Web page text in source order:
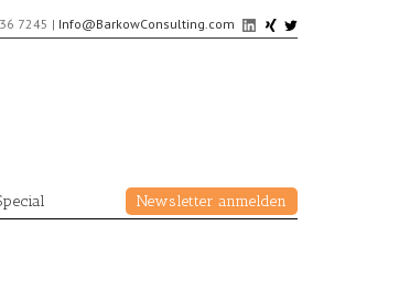
7245 | Info@BarkowConsulting.com
Newsletter anmelden